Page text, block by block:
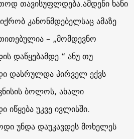
თავისუფლდება.ამდენი ხანი
კანონმდებელსაც ამაზე
– „მომდევნო
დაწყებამდე.“ ანუ თუ
დასრულდა პირველ ექვს
ბოლოს, ახალი
იწყება უკვე ივლისში.
უნდა დაუკავდეს მოხელეს